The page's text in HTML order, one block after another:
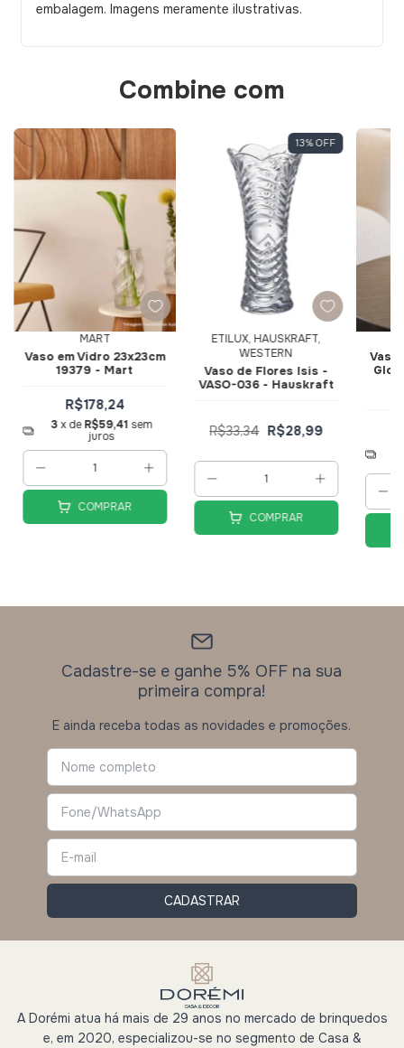
embalagem. Imagens meramente ilustrativas.
Combine com
MART
Vaso em Vidro 23x23cm
19379 - Mart
R$178,24
3 x deR$59,41 sem
juros
COMPRAR
13%OFF
ETILUX, HAUSKRAFT,
WESTERN
Vaso de Flores Isis -
VASO-036 - Hauskraft
R$33,34 R$28,99
COMPRAR
Vaso
Cadastre-se e ganhe 5% OFF na sua
primeira compra!
E ainda receba todas as novidades e promoções.
A Dorémi atua há mais de 29 anos no mercado de brinquedos
e, em 2020, especializou-se no segmento de Casa &